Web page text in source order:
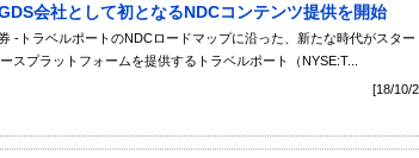
会社として初となるNDCコンテンツ提供を開始
-トラベルポートのNDCロードマップに沿った、新たな時代がスタ
スプラットフォームを提供するトラベルポート（NYSE:T...
[18/10/